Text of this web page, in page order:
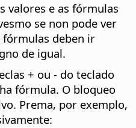
valores e as fórmulas
se non pode ver
deben ir
de igual.
+ ou - do teclado
fórmula. O bloqueo
Prema, por exemplo,